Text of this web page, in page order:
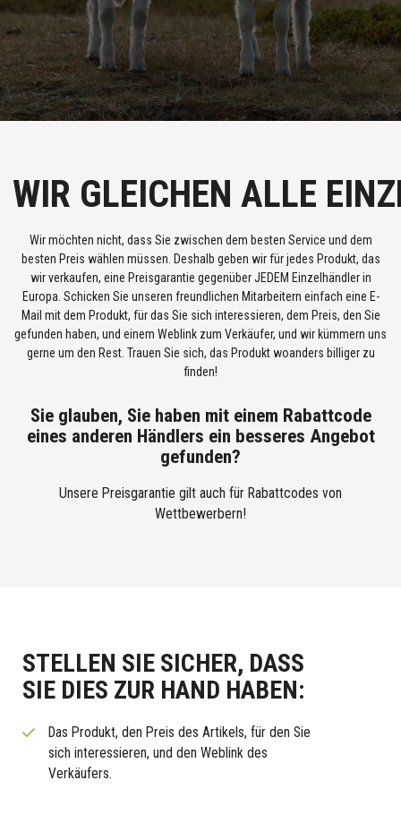
WIR GLEICHEN ALLE
Wir möchten nicht, dass Sie zwischen dem besten Service und dem
besten Preis wählen müssen. Deshalb geben wir für jedes Produkt, das
wir verkaufen, eine Preisgarantie gegenüber JEDEM Einzelhändler in
Europa. Schicken Sie unseren freundlichen Mitarbeitern einfach eine E-
Mail mit dem Produkt, für das Sie sich interessieren, dem Preis, den Sie
gefunden haben, und einem Weblink zum Verkäufer, und wir kümmern uns
gerne um den Rest. Trauen Sie sich, das Produkt woanders billiger zu
finden!
Sie glauben, Sie haben mit einem Rabattcode
eines anderen Händlers ein besseres Angebot
gefunden?
Unsere Preisgarantie gilt auch für Rabattcodes von
Wettbewerbern!
STELLEN SIE SICHER, DASS
SIE DIES ZUR HAND HABEN:
Das Produkt, den Preis des Artikels, für den Sie
sich interessieren, und den Weblink des
Verkäufers.